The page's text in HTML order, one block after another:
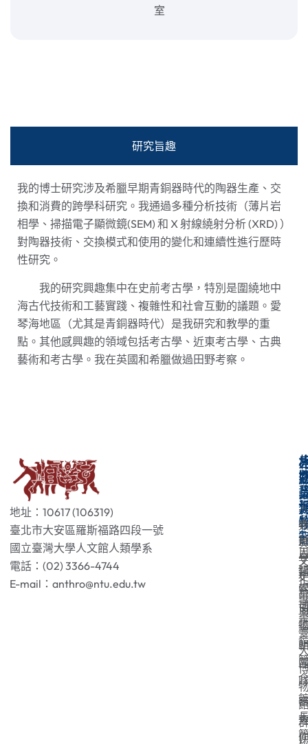
室
研究旨趣
我的博士研究涉及希臘早期青銅器時代的陶器生產、交
換和消費的跨學科研究。我通過多種分析技術（薄片岩
相學、掃描電子顯微鏡(SEM) 和 X 射線繞射分析 (XRD) ）
對陶器技術、交換模式和使用的變化和連續性進行歷時
性研究。
我的研究興趣集中在史前考古學，特別是圍繞地中
海古代技術和工藝實踐、複雜性和社會互動的議題。愛
琴海地區（尤其是青銅器時代）是我研究和教學的重
點。其他感興趣的領域包括考古學、近東考古學、古典
藝術和考古學。我在英國和希臘做過田野考察。
地址：10617 (106319)
臺北市大安區羅斯福路四段一號
國立臺灣大學人文館人類學系
電話：(02) 3366-4744
E-mail：anthro@ntu.edu.tw